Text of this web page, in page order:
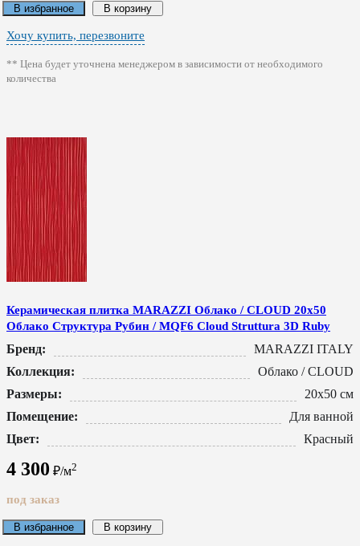
В избранное В корзину
Хочу купить, перезвоните
** Цена будет уточнена менеджером в зависимости от необходимого
количества
Керамическая плитка MARAZZI Облако / CLOUD 20x50
Облако Структура Рубин / MQF6 Cloud Struttura 3D Ruby
Бренд:
MARAZZI ITALY
Коллекция:
Облако / CLOUD
Размеры:
20x50 см
Помещение:
Для ванной
Цвет:
Красный
4 300 ₽/м2
под заказ
В избранное В корзину